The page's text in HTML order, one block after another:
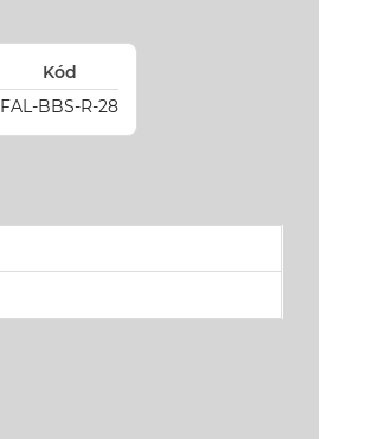
Kód
FAL-BBS-R-28